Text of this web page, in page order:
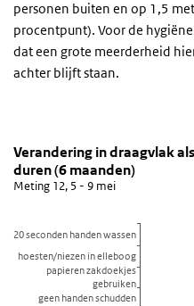
personen buiten en op 1,5
procentpunt). Voor de
dat een grote meerderheid
achter blijft staan.
Procentuele afname
Sla de grafiek 'Verandering in
Verandering in
Staaf grafiek met 18 staven.
Meting 12, 5 - 9 mei
Bekijk als data tabel.
De grafiek heeft 1 X-as die
De grafiek heeft 1 Y-as die
Verandering in draagvlak
duren (6 maanden)
Meting 12, 5 - 9 mei
20 seconden handen wassen
hoesten/niezen in elleboog
papieren zakdoekjes
gebruiken
geen handen schudden